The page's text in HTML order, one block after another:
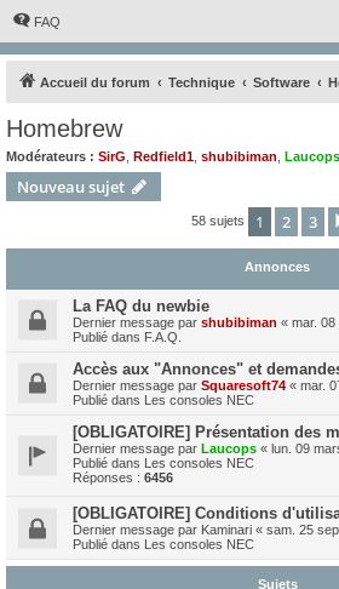
FAQ
Accueil du forum Technique Software
Homebrew
Modérateurs : SirG Redfield1 shubibiman Laucops
Nouveau sujet
58 sujets 1 2 3
Annonces
La FAQ du newbie
Dernier message par shubibiman « mar. 08
Publié dans F.A.Q.
Accès aux "Annonces" et
Dernier message par Squaresoft74 « mar.
Publié dans Les consoles NEC
[OBLIGATOIRE] Présentation des
Dernier message par Laucops « lun. 09
Publié dans Les consoles NEC
Réponses : 6456
[OBLIGATOIRE] Conditions
Dernier message par Kaminari « sam. 25
Publié dans Les consoles NEC
Sujets